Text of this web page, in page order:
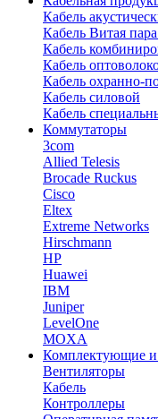
Кабель
Кабель Витая
Кабель
Кабель
Кабель охранно-
Кабель силовой
Кабель
Коммутаторы
3com
Allied Telesis
Brocade Ruckus
Cisco
Eltex
Extreme Networks
Hirschmann
HP
Huawei
IBM
Juniper
LevelOne
MOXA
Комплектующие и
Вентиляторы
Кабель
Контроллеры